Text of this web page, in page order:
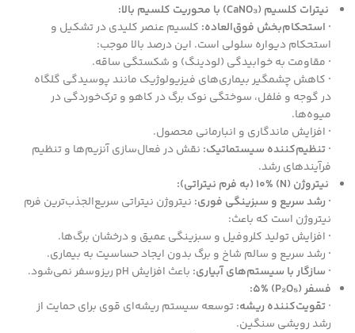
نیترات کلسیم (CaNO₃) با محوریت کلسیم بالا:
· استحکام‌بخش فوق‌العاده: کلسیم عنصر کلیدی در تشکیل و
استحکام دیواره سلولی است. این درصد بالا موجب:
· مقاومت به خوابیدگی (لودینگ) و شکستگی ساقه.
· کاهش چشمگیر بیماری‌های فیزیولوژیک مانند پوسیدگی گلگاه
در گوجه و فلفل، سوختگی نوک برگ در کاهو و ترک‌خوردگی در
میوه‌ها.
· افزایش ماندگاری و انبارمانی محصول.
· تنظیم‌کننده سیستماتیک: نقش در فعال‌سازی آنزیم‌ها و تنظیم
فرآیندهای رشد.
نیتروژن (N) 10% (به فرم نیتراتی):
· رشد سریع و سبزینگی فوری: نیتروژن نیتراتی سریع‌الجذب‌ترین فرم
نیتروژن است که باعث:
· افزایش تولید کلروفیل و سبزینگی عمیق و درخشان برگ‌ها.
· رشد سریع و سالم شاخ و برگ بدون ایجاد حساسیت به بیماری.
· سازگار با سیستم‌های آبیاری: باعث افزایش pH ریزوسفر نمی‌شود.
فسفر (P₂O₅) 5%:
·تقویت‌کننده ریشه:توسعه سیستم ریشه‌ای قوی برای حمایت از
رشد رویشی سنگین.